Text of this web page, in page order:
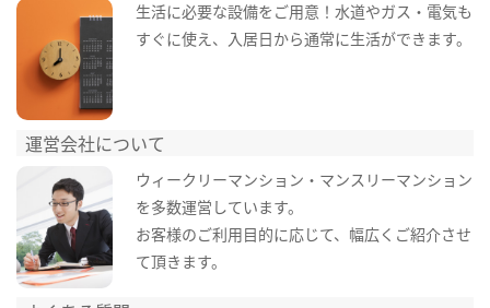
生活に必要な設備をご用意！水道やガス・電気も
すぐに使え、入居日から通常に生活ができます。
運営会社について
ウィークリーマンション・マンスリーマンション
を多数運営しています。
お客様のご利用目的に応じて、幅広くご紹介させ
て頂きます。